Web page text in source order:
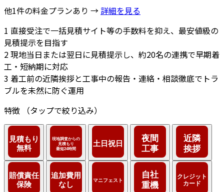
他1件の料金プランあり → 詳細を見る
1 直接受注で一括見積サイト等の手数料を抑え、最安値級の
見積提示を目指す
2現地当日または翌日に見積提示し、約20名の連携で早期着
工・短納期に対応
3 着工前の近隣挨拶と工事中の報告・連絡・相談徹底でトラ
ブルを未然に防ぐ運用
特徴
（タップで絞り込み）